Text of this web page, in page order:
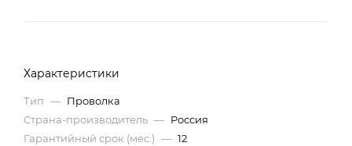
Характеристики
Тип — Проволка
Страна-производитель — Россия
Гарантийный срок (мес.) — 12